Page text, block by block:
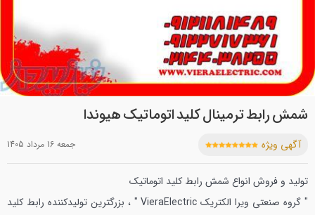
شمش رابط ترمینال کلید اتوماتیک هیوندا
آگهی ویژه جمعه 16 مرداد 1405
تولید و فروش انواع شمش رابط کلید اتوماتیک
" گروه صنعتی ویرا الکتریک VieraElectric " ، بزرگترین تولیدکننده رابط کلید